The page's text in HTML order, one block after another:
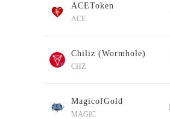
ACEToken
ACE
Chiliz (Wormhole)
CHZ
MagicofGold
MAGIC